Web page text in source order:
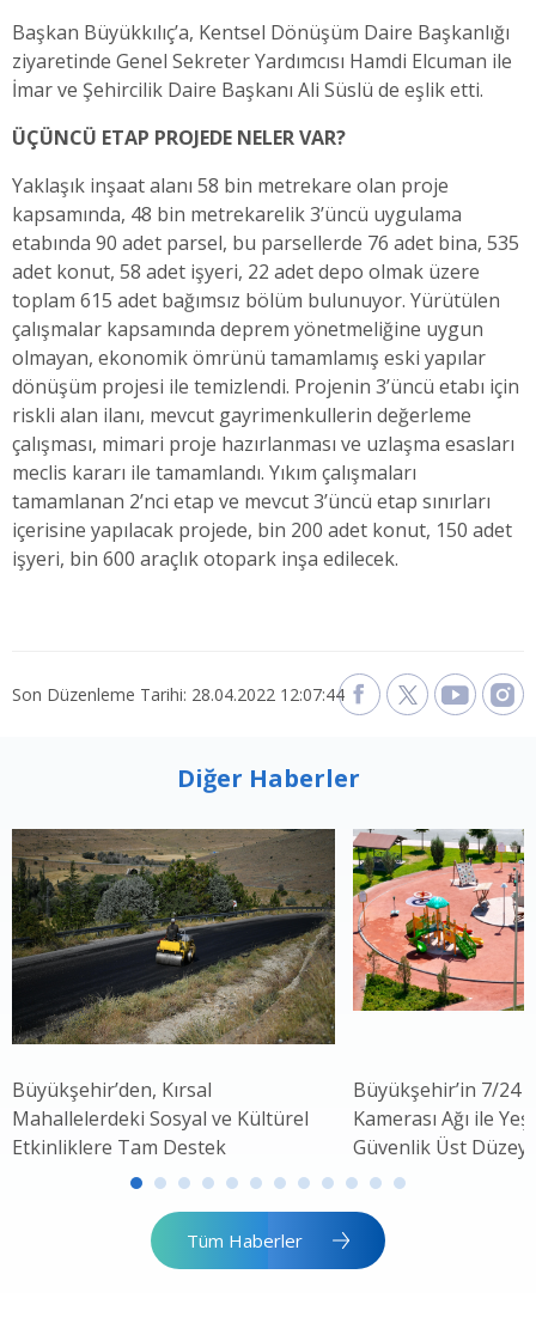
Başkan Büyükkılıç’a, Kentsel Dönüşüm Daire Başkanlığı
ziyaretinde Genel Sekreter Yardımcısı Hamdi Elcuman ile
İmar ve Şehircilik Daire Başkanı Ali Süslü de eşlik etti.
ÜÇÜNCÜ ETAP PROJEDE NELER VAR?
Yaklaşık inşaat alanı 58 bin metrekare olan proje
kapsamında, 48 bin metrekarelik 3’üncü uygulama
etabında 90 adet parsel, bu parsellerde 76 adet bina, 535
adet konut, 58 adet işyeri, 22 adet depo olmak üzere
toplam 615 adet bağımsız bölüm bulunuyor. Yürütülen
çalışmalar kapsamında deprem yönetmeliğine uygun
olmayan, ekonomik ömrünü tamamlamış eski yapılar
dönüşüm projesi ile temizlendi. Projenin 3’üncü etabı için
riskli alan ilanı, mevcut gayrimenkullerin değerleme
çalışması, mimari proje hazırlanması ve uzlaşma esasları
meclis kararı ile tamamlandı. Yıkım çalışmaları
tamamlanan 2’nci etap ve mevcut 3’üncü etap sınırları
içerisine yapılacak projede, bin 200 adet konut, 150 adet
işyeri, bin 600 araçlık otopark inşa edilecek.
Son Düzenleme Tarihi: 28.04.2022 12:07:44
Diğer Haberler
Büyükşehir’den, Kırsal
Mahallelerdeki Sosyal ve Kültürel
Etkinliklere Tam Destek
Büyükşehir’in 7/24
Kamerası Ağı ile
Güvenlik Üst
Tüm Haberler